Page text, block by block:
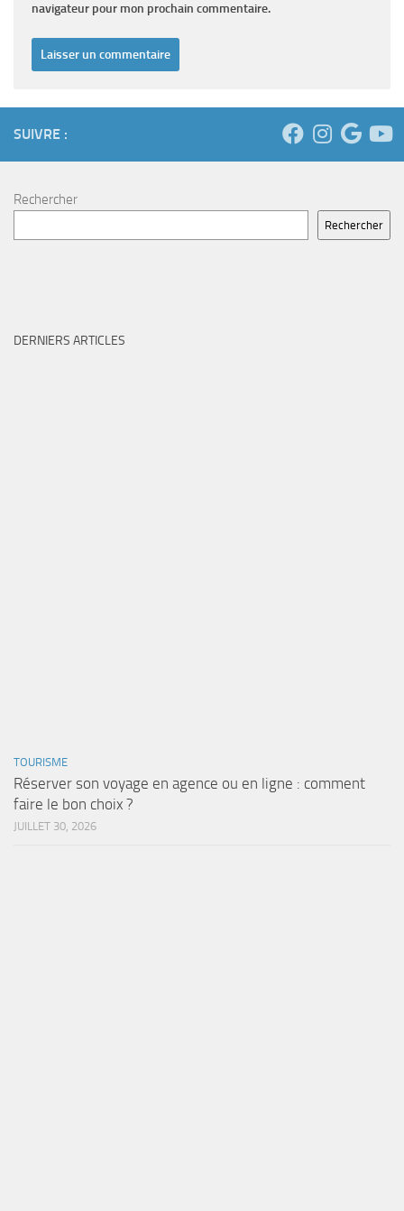
navigateur pour mon prochain commentaire.
SUIVRE :
Rechercher
Rechercher
DERNIERS ARTICLES
TOURISME
Réserver son voyage en agence ou en ligne : comment
faire le bon choix ?
JUILLET 30, 2026